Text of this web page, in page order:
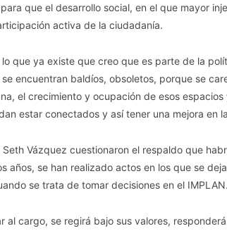
que el desarrollo social, en el que mayor
activa de la ciudadanía.
que ya existe que creo que es parte de la
encuentran baldíos, obsoletos, porque se
el crecimiento y ocupación de esos
estar conectados y así tener una mejora en
Vázquez cuestionaron el respaldo que
años, se han realizado actos en los que se
se trata de tomar decisiones en el IMPLAN.
al cargo, se regirá bajo sus valores,